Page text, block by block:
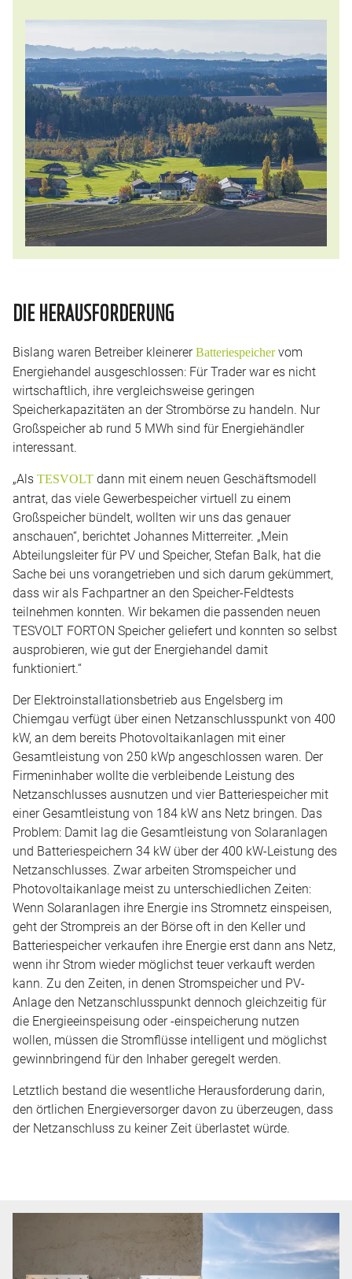
DIE HERAUSFORDERUNG
Bislang waren Betreiber kleinererBatteriespeichervom
Energiehandel ausgeschlossen: Für Trader war es nicht
wirtschaftlich, ihre vergleichsweise geringen
Speicherkapazitäten an der Strombörse zu handeln. Nur
Großspeicher ab rund 5 MWh sind für Energiehändler
interessant.
„Als TESVOLT dann mit einem neuen Geschäftsmodell
antrat, das viele Gewerbespeicher virtuell zu einem
Großspeicher bündelt, wollten wir uns das genauer
anschauen“, berichtet Johannes Mitterreiter. „Mein
Abteilungsleiter für PV und Speicher, Stefan Balk, hat die
Sache bei uns vorangetrieben und sich darum gekümmert,
dass wir als Fachpartner an den Speicher-Feldtests
teilnehmen konnten. Wir bekamen die passenden neuen
TESVOLT FORTON Speicher geliefert und konnten so selbst
ausprobieren, wie gut der Energiehandel damit
funktioniert.“
Der Elektroinstallationsbetrieb aus Engelsberg im
Chiemgau verfügt über einen Netzanschlusspunkt von 400
kW, an dem bereits Photovoltaikanlagen mit einer
Gesamtleistung von 250 kWp angeschlossen waren. Der
Firmeninhaber wollte die verbleibende Leistung des
Netzanschlusses ausnutzen und vier Batteriespeicher mit
einer Gesamtleistung von 184 kW ans Netz bringen. Das
Problem: Damit lag die Gesamtleistung von Solaranlagen
und Batteriespeichern 34 kW über der 400 kW-Leistung des
Netzanschlusses. Zwar arbeiten Stromspeicher und
Photovoltaikanlage meist zu unterschiedlichen Zeiten:
Wenn Solaranlagen ihre Energie ins Stromnetz einspeisen,
geht der Strompreis an der Börse oft in den Keller und
Batteriespeicher verkaufen ihre Energie erst dann ans Netz,
wenn ihr Strom wieder möglichst teuer verkauft werden
kann. Zu den Zeiten, in denen Stromspeicher und PV-
Anlage den Netzanschlusspunkt dennoch gleichzeitig für
die Energieeinspeisung oder -einspeicherung nutzen
wollen, müssen die Stromflüsse intelligent und möglichst
gewinnbringend für den Inhaber geregelt werden.
Letztlich bestand die wesentliche Herausforderung darin,
den örtlichen Energieversorger davon zu überzeugen, dass
der Netzanschluss zu keiner Zeit überlastet würde.